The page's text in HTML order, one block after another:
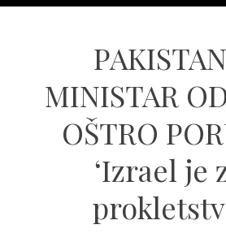
MINISTAR
OŠTRO
‘Izrael je